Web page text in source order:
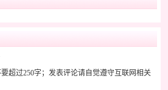
超过250字；发表评论请自觉遵守互联网相关